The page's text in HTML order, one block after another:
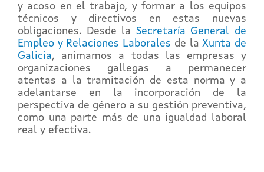
y acoso en el trabajo, y formar a los equipos
técnicos y directivos en estas nuevas
obligaciones. Desde la Secretaría General de
Empleo y Relaciones Laborales de la Xunta de
Galicia, animamos a todas las empresas y
organizaciones gallegas a permanecer
atentas a la tramitación de esta norma y a
adelantarse en la incorporación de la
perspectiva de género a su gestión preventiva,
como una parte más de una igualdad laboral
real y efectiva.